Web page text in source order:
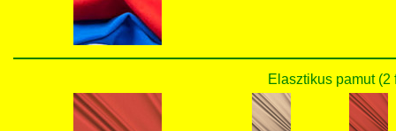
Elasztikus pamut (2